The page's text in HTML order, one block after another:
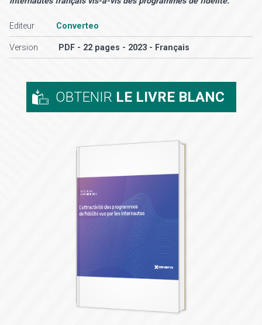
Editeur Converteo
Version PDF - 22 pages - 2023 - Français
OBTENIR LE LIVRE BLANC